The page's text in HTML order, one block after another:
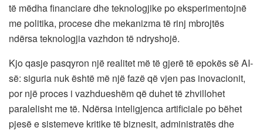
të mëdha financiare dhe teknologjike po eksperimentojnë
me politika, procese dhe mekanizma të rinj mbrojtës
ndërsa teknologjia vazhdon të ndryshojë.
Kjo qasje pasqyron një realitet më të gjerë të epokës së AI-
së: siguria nuk është më një fazë që vjen pas inovacionit,
por një proces i vazhdueshëm që duhet të zhvillohet
paralelisht me të. Ndërsa inteligjenca artificiale po bëhet
pjesë e sistemeve kritike të biznesit, administratës dhe